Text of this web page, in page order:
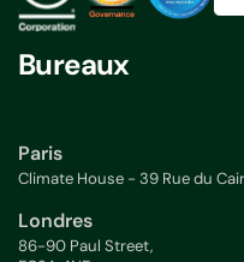
Bureaux
Paris
Climate House - 39 Rue du
Londres
86-90 Paul Street,